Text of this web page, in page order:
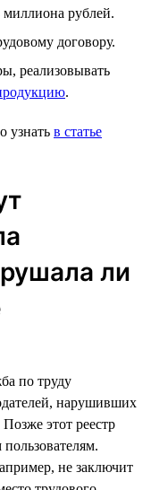
миллиона рублей.
договору.
реализовывать
.
узнать в статье
ли
по труду
нарушивших
Позже этот реестр
пользователям.
не заключит